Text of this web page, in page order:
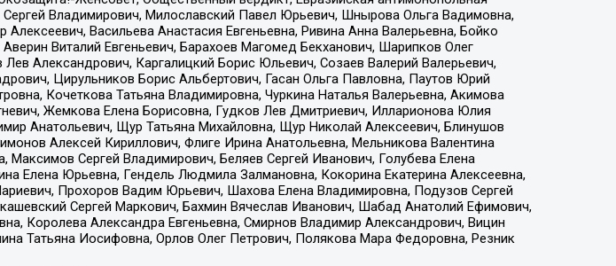
Владимирович, Милославский Павел Юрьевич, Шнырова Ольга Вадимовна,
Васильева Анастасия Евгеньевна, Ривина Анна Валерьевна, Бойко
Виталий Евгеньевич, Барахоев Магомед Бекханович, Шарипков Олег
Александрович, Каргалицкий Борис Юльевич, Созаев Валерий Валерьевич,
Цирульников Борис Альбертович, Гасан Ольга Павловна, Паутов Юрий
Кочеткова Татьяна Владимировна, Чуркина Наталья Валерьевна, Акимова
Жемкова Елена Борисовна, Гудков Лев Дмитриевич, Илларионова Юлия
Анатольевич, Щур Татьяна Михайловна, Щур Николай Алексеевич, Блинушов
Алексей Кириллович, Флиге Ирина Анатольевна, Мельникова Валентина
Сергей Владимирович, Беляев Сергей Иванович, Голубева Елена
Елена Юрьевна, Гендель Людмила Залмановна, Кокорина Екатерина Алексеевна,
Прохоров Вадим Юрьевич, Шахова Елена Владимировна, Подузов Сергей
Сергей Маркович, Бахмин Вячеслав Иванович, Шабад Анатолий Ефимович,
Королева Александра Евгеньевна, Смирнов Владимир Александрович, Вицин
Татьяна Иосифовна, Орлов Олег Петрович, Полякова Мара Федоровна, Резник